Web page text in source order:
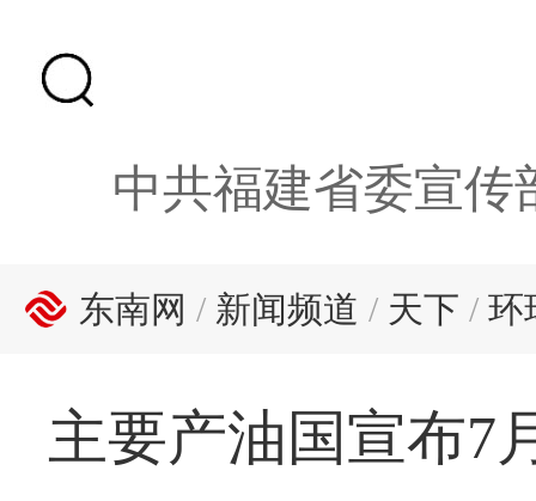
中共福建省委宣传
东南网 / 新闻频道 / 天下 / 环
主要产油国宣布7